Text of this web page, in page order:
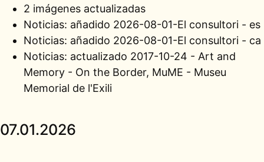
2 imágenes actualizadas
Noticias: añadido 2026-08-01-El consultori - es
Noticias: añadido 2026-08-01-El consultori - ca
Noticias: actualizado 2017-10-24 - Art and
Memory - On the Border, MuME - Museu
Memorial de l'Exili
07.01.2026